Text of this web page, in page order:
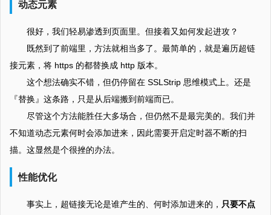
动态元素
很好，我们轻易渗透到页面里。但接着又如何发起进攻？
既然到了前端里，方法就相当多了。最简单的，就是遍历超链
接元素，将 https 的都替换成 http 版本。
这个想法确实不错，但仍停留在 SSLStrip 思维模式上。还是
『替换』这条路，只是从后端搬到前端而已。
尽管这个方法能胜任大多场合，但仍然不是最完美的。我们并
不知道动态元素何时会添加进来，因此需要开启定时器不断的扫
描。这显然是个很挫的办法。
性能优化
事实上，超链接无论是谁产生的、何时添加进来的， 只要不点